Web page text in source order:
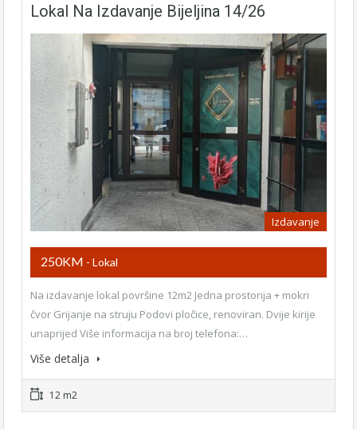
Lokal Na Izdavanje Bijeljina 14/26
Izdavanje
250KM - Lokal
Na izdavanje lokal površine 12m2 Jedna prostorija + mokri
čvor Grijanje na struju Podovi pločice, renoviran. Dvije kirije
unaprijed Više informacija na broj telefona:…
Više detalja
12 m2